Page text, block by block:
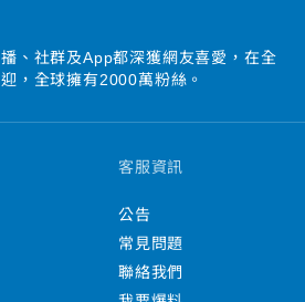
、社群及App都深獲網友喜愛，在全
，全球擁有2000萬粉絲。
客服資訊
公告
常見問題
聯絡我們